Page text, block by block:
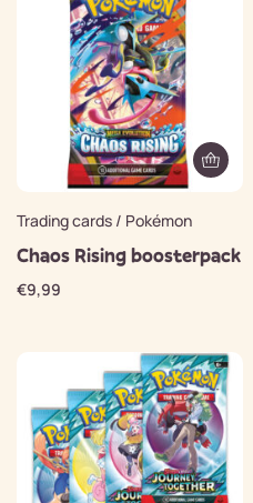
Trading cards / Pokémon
Chaos Rising boosterpack
€9,99